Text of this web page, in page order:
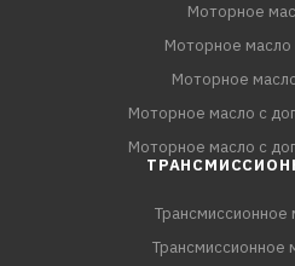
Моторное
Моторное масло
Моторное
Моторное масло с
Моторное масло с
Трансмиссионное
Трансмиссионное